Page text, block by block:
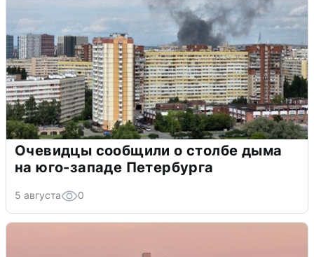
Очевидцы сообщили о столбе дыма
на юго-западе Петербурга
5 августа 0